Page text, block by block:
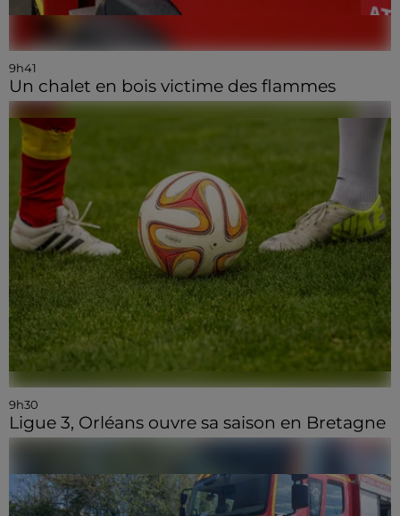
9h41
Un chalet en bois victime des flammes
9h30
Ligue 3, Orléans ouvre sa saison en Bretagne